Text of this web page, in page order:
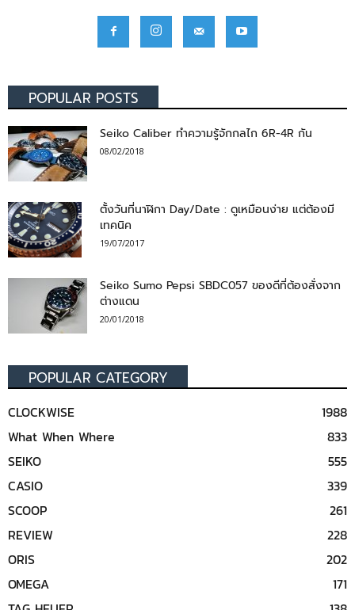
POPULAR POSTS
Seiko Caliber ทำความรู้จักกลไก 6R-4R กัน
08/02/2018
ตั้งวันที่นาฬิกา Day/Date : ดูเหมือนง่าย แต่ต้องมี
เทคนิค
19/07/2017
Seiko Sumo Pepsi SBDC057 ของดีที่ต้องสั่งจาก
ต่างแดน
20/01/2018
POPULAR CATEGORY
CLOCKWISE
1988
What When Where
833
SEIKO
555
CASIO
339
SCOOP
261
REVIEW
228
ORIS
202
OMEGA
171